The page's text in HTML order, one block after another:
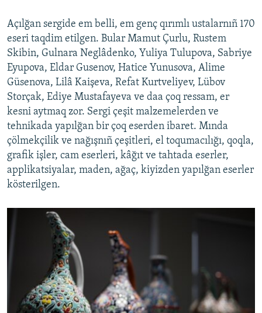
Açılğan sergide em belli, em genç qırımlı ustalarnıñ 170
eseri taqdim etilgen. Bular Mamut Çurlu, Rustem
Skibin, Gulnara Neglâdenko, Yuliya Tulupova, Sabriye
Eyupova, Eldar Gusenov, Hatice Yunusova, Alime
Güsenova, Lilâ Kaişeva, Refat Kurtveliyev, Lübov
Storçak, Ediye Mustafayeva ve daa çoq ressam, er
kesni aytmaq zor. Sergi çeşit malzemelerden ve
tehnikada yapılğan bir çoq eserden ibaret. Mında
çölmekçilik ve nağışnıñ çeşitleri, el toqumacılığı, qoqla,
grafik işler, cam eserleri, kâğıt ve tahtada eserler,
applikatsiyalar, maden, ağaç, kiyizden yapılğan eserler
kösterilgen.